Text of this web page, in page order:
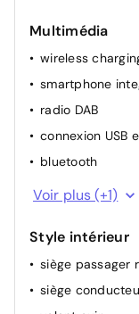
allumage
soutien lombaire
volant
détecteur de
rétroviseur(s)
climatisation
siège chauffant
Multimédia
wireless
smartphone
radio DAB
connexion USB
bluetooth
GPS
Voir plus (+1)
Style intérieur
siège passager
siège